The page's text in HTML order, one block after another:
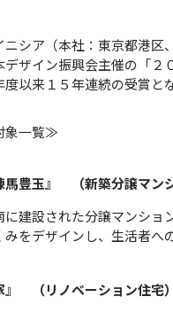
シア（本社：東京都港区
ザイン振興会主催の「２
以来１５年連続の受賞と
象一覧≫
馬豊玉』 （新築分譲マンシ
に建設された分譲マンショ
をデザインし、生活者へ
』 （リノベーション住宅）